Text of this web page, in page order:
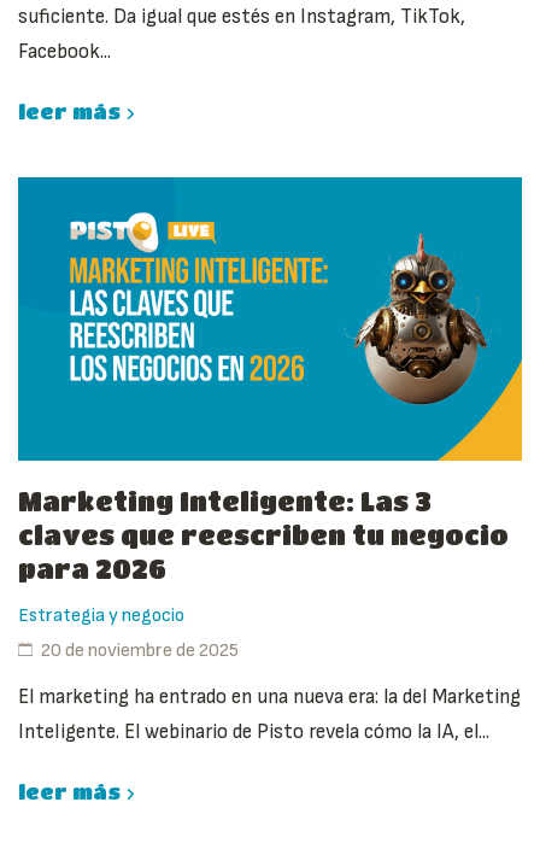
suficiente. Da igual que estés en Instagram, TikTok,
Facebook...
leer más
Marketing Inteligente: Las 3
claves que reescriben tu negocio
para 2026
Estrategia y negocio
20 de noviembre de 2025
El marketing ha entrado en una nueva era: la del Marketing
Inteligente. El webinario de Pisto revela cómo la IA, el...
leer más